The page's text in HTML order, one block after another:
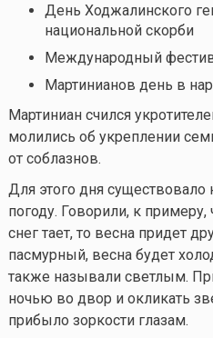
День Ходжалинского
национальной скорби
Международный
Мартинианов день в
Мартиниан счился
молились об укреплении
от соблазнов.
Для этого дня существовало
погоду. Говорили, к примеру,
снег тает, то весна придет
пасмурный, весна будет
также называли светлым.
ночью во двор и окликать
прибыло зоркости глазам.